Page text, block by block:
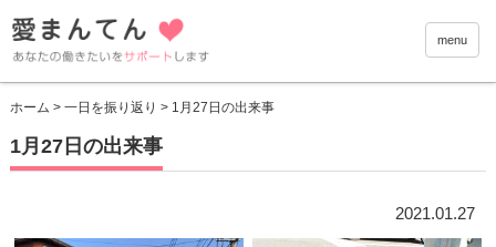
愛まん
menu
ホーム > 一日を振り返り > 1月27日の出来事
1月27日の出来事
2021.01.27